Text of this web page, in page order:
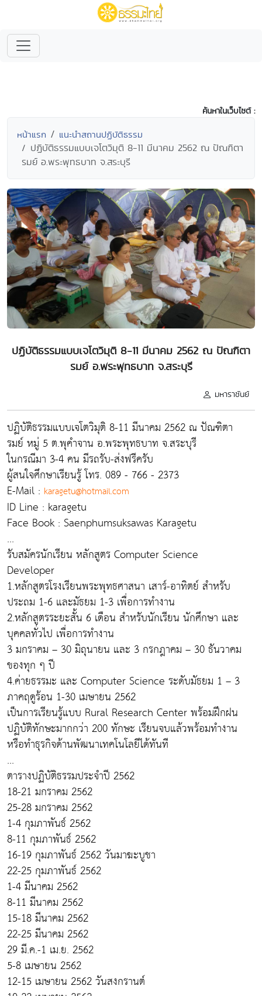
ค้นหาในเว็บไซต์ :
หน้าแรก แนะนำสถานปฏิบัติธรรม
ปฏิบัติธรรมแบบเจโตวิมุติ 8-11 มีนาคม 2562 ณ ปัณฑิตา
รมย์ อ.พระพุทธบาท จ.สระบุรี
ปฏิบัติธรรมแบบเจโตวิมุติ 8-11 มีนาคม 2562 ณ ปัณฑิตา
รมย์ อ.พระพุทธบาท จ.สระบุรี
มหาราชันย์
ปฏิบัติธรรมแบบเจโตวิมุติ 8-11 มีนาคม 2562 ณ ปัณฑิตา
รมย์ หมู่ 5 ต.พุคำจาน อ.พระพุทธบาท จ.สระบุรี
ในกรณีมา 3-4 คน มีรถรับ-ส่งฟรีครับ
ผู้สนใจศึกษาเรียนรู้ โทร. 089 - 766 - 2373
E-Mail : karagetu@hotmail.com
ID Line : karagetu
Face Book : Saenphumsuksawas Karagetu
...
รับสมัครนักเรียน หลักสูตร Computer Science
Developer
1.หลักสูตรโรงเรียนพระพุทธศาสนา เสาร์-อาทิตย์ สำหรับ
ประถม 1-6 และมัธยม 1-3 เพื่อการทำงาน
2.หลักสูตรระยะสั้น 6 เดือน สำหรับนักเรียน นักศึกษา และ
บุคคลทั่วไป เพื่อการทำงาน
3 มกราคม – 30 มิถุนายน และ 3 กรกฎาคม – 30 ธันวาคม
ของทุก ๆ ปี
4.ค่ายธรรมะ และ Computer Science ระดับมัธยม 1 – 3
ภาคฤดูร้อน 1-30 เมษายน 2562
เป็นการเรียนรู้แบบ Rural Research Center พร้อมฝึกฝน
ปฏิบัติทักษะมากกว่า 200 ทักษะ เรียนจบแล้วพร้อมทำงาน
หรือทำธุรกิจด้านพัฒนาเทคโนโลยีได้ทันที
...
ตารางปฏิบัติธรรมประจำปี 2562
18-21 มกราคม 2562
25-28 มกราคม 2562
1-4 กุมภาพันธ์ 2562
8-11 กุมภาพันธ์ 2562
16-19 กุมภาพันธ์ 2562 วันมาฆะบูชา
22-25 กุมภาพันธ์ 2562
1-4 มีนาคม 2562
8-11 มีนาคม 2562
15-18 มีนาคม 2562
22-25 มีนาคม 2562
29 มี.ค.-1 เม.ย. 2562
5-8 เมษายน 2562
12-15 เมษายน 2562 วันสงกรานต์